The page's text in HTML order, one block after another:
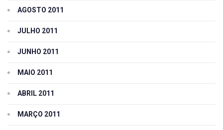
AGOSTO 2011
JULHO 2011
JUNHO 2011
MAIO 2011
ABRIL 2011
MARÇO 2011